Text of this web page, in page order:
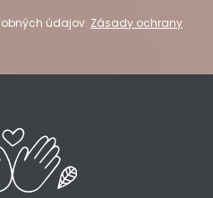
údajov. Zásady ochrany